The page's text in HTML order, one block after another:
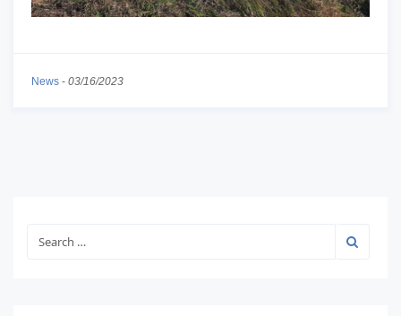
News - 03/16/2023